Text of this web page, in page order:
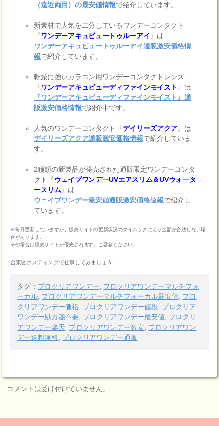
（遠近両用）の最安値情報で紹介しています。
新素材で人気を二分しているワンデーコンタクト
『ワンデーアキュビュートゥルーアイ 』は
ワンデーアキュビュートゥルーアイ通販激安価格情
報で紹介しています。
乾燥に強いカラコン用ワンデーコンタクトレンズ
『ワンデーアキュビューディファインモイスト 』は
『ワンデーアキュビューディファインモイスト』通
販激安価格情報で紹介中です。
人気のワンデーコンタクト『デイリーズアクア』は
デイリーズアクア通販激安価格情報で紹介していま
す。
2種類の新製品が発売された通販限定ワンデーコンタ
クト『ウェイブワンデーUVエアスリム＆UVウォータ
ースリム 』は
ウェイブワンデー最安値通販激安価格速報で紹介し
ています。
※毎日更新していますが、販売サイトの更新状況のタイムラグにより金額が合致しない場
合があります。
その場合は販売サイトが優先されます。ご容赦ください。
台東区ポスティングで仕事してみましょう！
タグ： プロクリアワンデー
プロクリアワンデーマルチフォ
ーカル プロクリアワンデーマルチフォーカル最安値
プロ
クリアワンデー価格
プロクリアワンデー値段 プロクリア
ワンデー処方箋不要 プロクリアワンデー最安値
プロクリ
アワンデー楽天
プロクリアワンデー激安 プロクリアワン
デー送料無料 プロクリアワンデー通販
コメントは受け付けていません。